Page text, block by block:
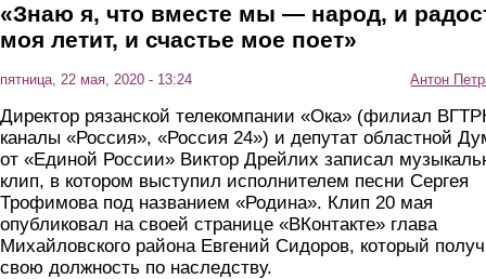
«Знаю я, что вместе мы — народ, и
моя летит, и счастье мое поет»
пятница, 22 мая, 2020 - 13:24 Антон
Директор рязанской телекомпании «Ока» (филиал
каналы «Россия», «Россия 24») и депутат областной
от «Единой России» Виктор Дрейлих записал
клип, в котором выступил исполнителем песни Сергея
Трофимова под названием «Родина». Клип 20 мая
опубликовал на своей странице «ВКонтакте» глава
Михайловского района Евгений Сидоров, который
свою должность по наследству.